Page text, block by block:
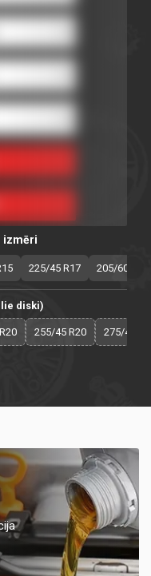
izmēri
225/45 R17 205/60 R16
diski)
255/45 R20 275/40